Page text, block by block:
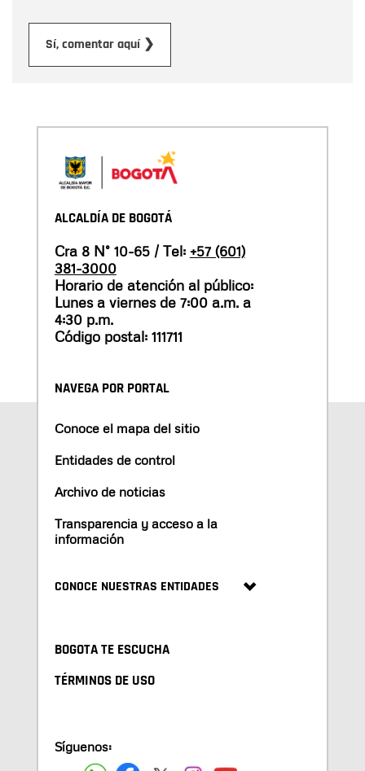
Sí, comentar aquí ❯
ALCALDÍA DE BOGOTÁ
Cra 8 N° 10-65 / Tel: +57 (601)
381-3000
Horario de atención al público:
Lunes a viernes de 7:00 a.m. a
4:30 p.m.
Código postal: 111711
NAVEGA POR PORTAL
Conoce el mapa del sitio
Entidades de control
Archivo de noticias
Transparencia y acceso a la
información
CONOCE NUESTRAS ENTIDADES
BOGOTA TE ESCUCHA
TÉRMINOS DE USO
Síguenos: